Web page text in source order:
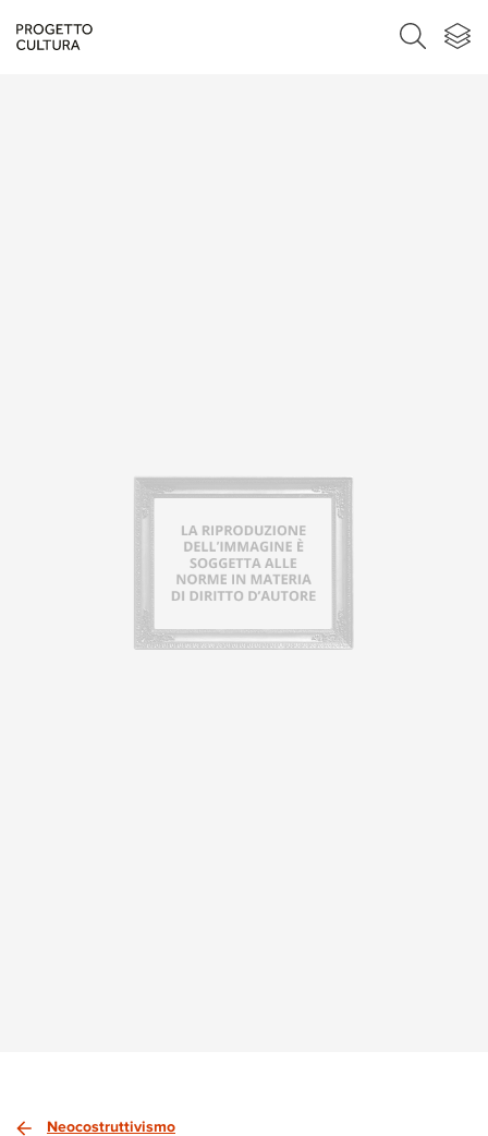
Neocostruttivismo